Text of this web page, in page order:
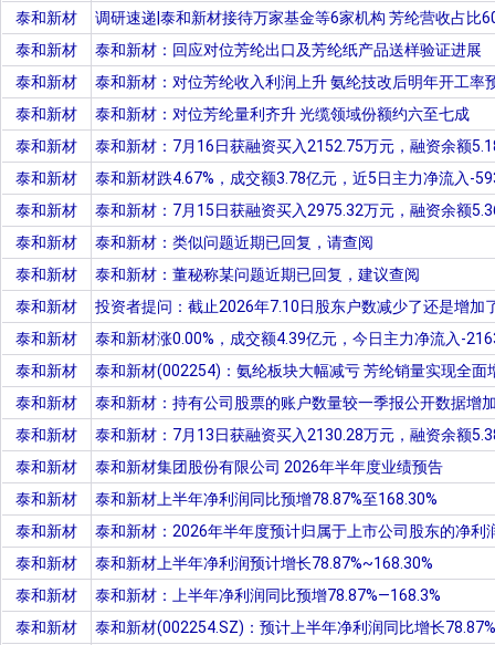
泰和新材
调研速递|泰和新材接待万家基金等6家机构 芳纶营收占比
泰和新材
泰和新材：回应对位芳纶出口及芳纶纸产品送样验证进展
泰和新材
泰和新材：对位芳纶收入利润上升 氨纶技改后明年开工率
泰和新材
泰和新材：对位芳纶量利齐升 光缆领域份额约六至七成
泰和新材
泰和新材：7月16日获融资买入2152.75万元，融资余额
泰和新材
泰和新材跌4.67%，成交额3.78亿元，近5日主力净流入-
泰和新材
泰和新材：7月15日获融资买入2975.32万元，融资余额
泰和新材
泰和新材：类似问题近期已回复，请查阅
泰和新材
泰和新材：董秘称某问题近期已回复，建议查阅
泰和新材
投资者提问：截止2026年7.10日股东户数减少了还是增加
泰和新材
泰和新材涨0.00%，成交额4.39亿元，今日主力净流入-
泰和新材
泰和新材(002254)：氨纶板块大幅减亏 芳纶销量实现全面
泰和新材
泰和新材：持有公司股票的账户数量较一季报公开数据增
泰和新材
泰和新材：7月13日获融资买入2130.28万元，融资余额
泰和新材
泰和新材集团股份有限公司 2026年半年度业绩预告
泰和新材
泰和新材上半年净利润同比预增78.87%至168.30%
泰和新材
泰和新材：2026年半年度预计归属于上市公司股东的净利
泰和新材
泰和新材上半年净利润预计增长78.87%~168.30%
泰和新材
泰和新材：上半年净利润同比预增78.87%—168.3%
泰和新材
泰和新材(002254.SZ)：预计上半年净利润同比增长